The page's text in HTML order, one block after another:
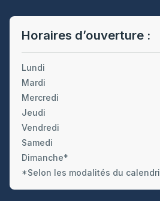
Horaires d’ouverture :
Lundi
Mardi
Mercredi
Jeudi
Vendredi
Samedi
Dimanche*
*Selon les modalités du